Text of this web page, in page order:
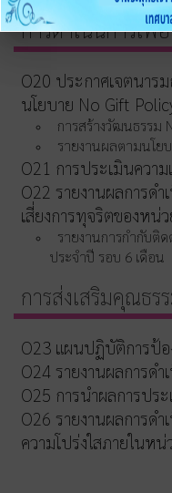
การดำเนินการเ
O20 ประกาศเจตนาร
นโยบาย No Gift
การสร้างวัฒนธรรม
รายงานผลตามนโย
O21 การประเมินควา
O22 รายงานผลการด
เสี่ยงการทุจริตของหน่
รายงานการกำกับติ
ประจำปี รอบ 6 เดือน
การส่งเสริมคุณธร
O23 แผนปฏิบัติการป้
O24 รายงานผลการด
O25 การนำผลการปร
O26 รายงานผลการด
ความโปร่งใสภายในหน่